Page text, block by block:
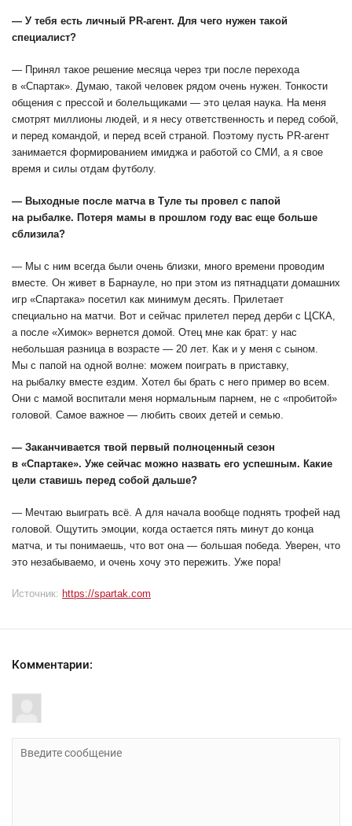
— У тебя есть личный PR-агент. Для чего нужен такой
специалист?
— Принял такое решение месяца через три после перехода
в «Спартак». Думаю, такой человек рядом очень нужен. Тонкости
общения с прессой и болельщиками — это целая наука. На меня
смотрят миллионы людей, и я несу ответственность и перед собой,
и перед командой, и перед всей страной. Поэтому пусть PR-агент
занимается формированием имиджа и работой со СМИ, а я свое
время и силы отдам футболу.
— Выходные после матча в Туле ты провел с папой
на рыбалке. Потеря мамы в прошлом году вас еще больше
сблизила?
— Мы с ним всегда были очень близки, много времени проводим
вместе. Он живет в Барнауле, но при этом из пятнадцати домашних
игр «Спартака» посетил как минимум десять. Прилетает
специально на матчи. Вот и сейчас прилетел перед дерби с ЦСКА,
а после «Химок» вернется домой. Отец мне как брат: у нас
небольшая разница в возрасте — 20 лет. Как и у меня с сыном.
Мы с папой на одной волне: можем поиграть в приставку,
на рыбалку вместе ездим. Хотел бы брать с него пример во всем.
Они с мамой воспитали меня нормальным парнем, не с «пробитой»
головой. Самое важное — любить своих детей и семью.
— Заканчивается твой первый полноценный сезон
в «Спартаке». Уже сейчас можно назвать его успешным. Какие
цели ставишь перед собой дальше?
— Мечтаю выиграть всё. А для начала вообще поднять трофей над
головой. Ощутить эмоции, когда остается пять минут до конца
матча, и ты понимаешь, что вот она — большая победа. Уверен, что
это незабываемо, и очень хочу это пережить. Уже пора!
Источник: https://spartak.com
Комментарии: